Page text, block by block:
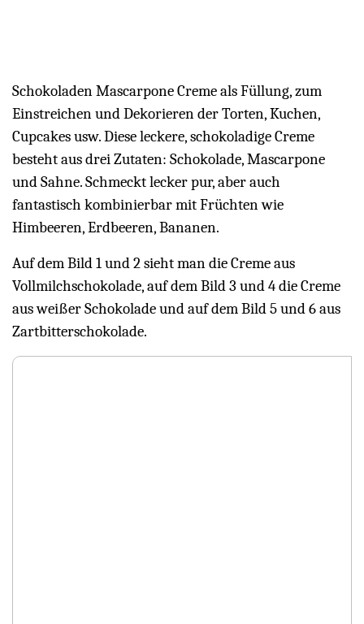
Schokoladen Mascarpone Creme als Füllung, zum
Einstreichen und Dekorieren der Torten, Kuchen,
Cupcakes usw. Diese leckere, schokoladige Creme
besteht aus drei Zutaten: Schokolade, Mascarpone
und Sahne. Schmeckt lecker pur, aber auch
fantastisch kombinierbar mit Früchten wie
Himbeeren, Erdbeeren, Bananen.
Auf dem Bild 1 und 2 sieht man die Creme aus
Vollmilchschokolade, auf dem Bild 3 und 4 die Creme
aus weißer Schokolade und auf dem Bild 5 und 6 aus
Zartbitterschokolade.